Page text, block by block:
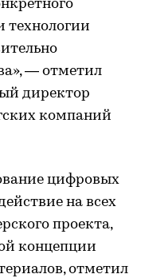
технологии
— отметил
директор
компаний
цифровых
на всех
проекта,
концепции
отметил